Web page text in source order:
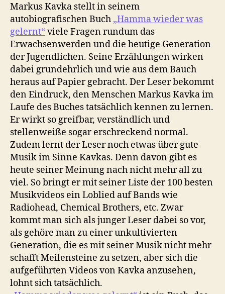
Markus Kavka stellt in seinem
autobiografischen Buch „Hamma wieder was
gelernt“viele Fragen rundum das
Erwachsenwerden und die heutige Generation
der Jugendlichen. Seine Erzählungen wirken
dabei grundehrlich und wie aus dem Bauch
heraus auf Papier gebracht. Der Leser bekommt
den Eindruck, den Menschen Markus Kavka im
Laufe des Buches tatsächlich kennen zu lernen.
Er wirkt so greifbar, verständlich und
stellenweiße sogar erschreckend normal.
Zudem lernt der Leser noch etwas über gute
Musik im Sinne Kavkas. Denn davon gibt es
heute seiner Meinung nach nicht mehr all zu
viel. So bringt er mit seiner Liste der 100 besten
Musikvideos ein Loblied auf Bands wie
Radiohead, Chemical Brothers, etc. Zwar
kommt man sich als junger Leser dabei so vor,
als gehöre man zu einer unkultivierten
Generation, die es mit seiner Musik nicht mehr
schafft Meilensteine zu setzen, aber sich die
aufgeführten Videos von Kavka anzusehen,
lohnt sich tatsächlich.